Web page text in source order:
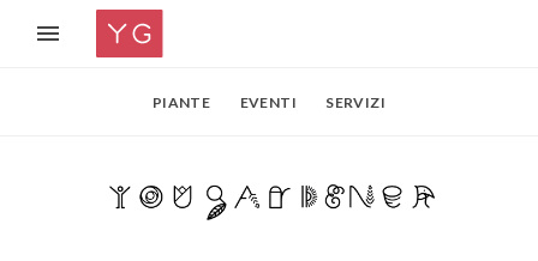
PIANTE EVENTI SERVIZI